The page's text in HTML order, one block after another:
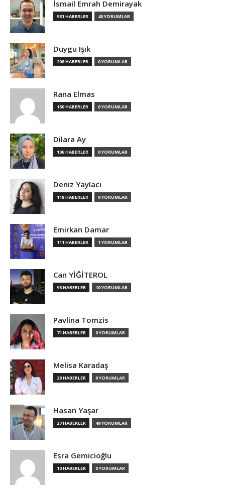
İsmail Emrah Demirayak
931 HABERLER 45 YORUMLAR
Duygu Işık
208 HABERLER 0 YORUMLAR
Rana Elmas
150 HABERLER 0 YORUMLAR
Dilara Ay
136 HABERLER 0 YORUMLAR
Deniz Yaylacı
118 HABERLER 0 YORUMLAR
Emirkan Damar
111 HABERLER 1 YORUMLAR
Can YİĞİTEROL
93 HABERLER 10 YORUMLAR
Pavlina Tomzis
71 HABERLER 0 YORUMLAR
Melisa Karadaş
28 HABERLER 0 YORUMLAR
Hasan Yaşar
27 HABERLER 49 YORUMLAR
Esra Gemicioğlu
13 HABERLER 0 YORUMLAR